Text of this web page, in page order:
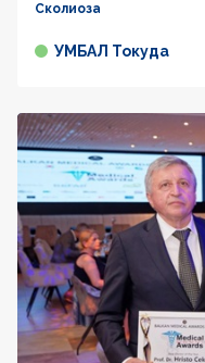
Сколиоза
УМБАЛ Токуда